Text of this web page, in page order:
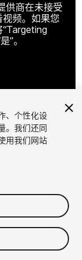
供商在未接受
频。如果您
”。
、个性化设
。我们还同
用我们网站